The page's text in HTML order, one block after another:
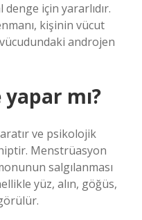
için yararlıdır.
kişinin vücut
androjen
mı?
ve psikolojik
Menstrüasyon
salgılanması
yüz, alın, göğüs,